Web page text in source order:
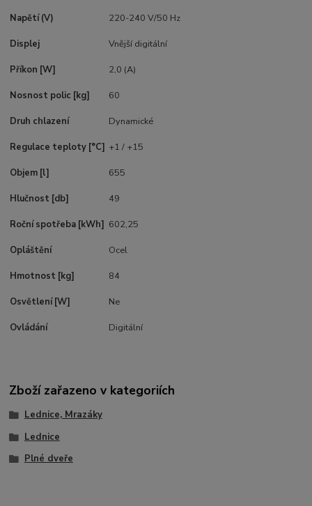
Napětí (V) 220-240 V/50 Hz
Displej Vnější digitální
Příkon [W] 2,0 (A)
Nosnost polic [kg] 60
Druh chlazení Dynamické
Regulace teploty [°C] +1 / +15
Objem [l] 655
Hlučnost [db] 49
Roční spotřeba [kWh] 602,25
Opláštění Ocel
Hmotnost [kg] 84
Osvětlení [W] Ne
Ovládání Digitální
Zboží zařazeno v kategoriích
Lednice, Mrazáky
Lednice
Plné dveře